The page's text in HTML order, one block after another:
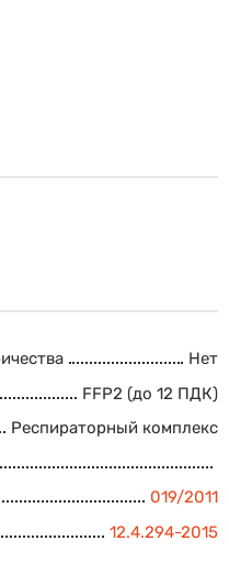
Нет
FFP2 (до 12 ПДК)
Респираторный комплекс
019/2011
12.4.294-2015